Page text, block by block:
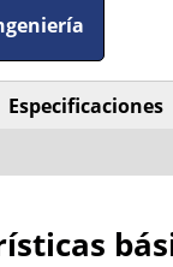
Especificaciones